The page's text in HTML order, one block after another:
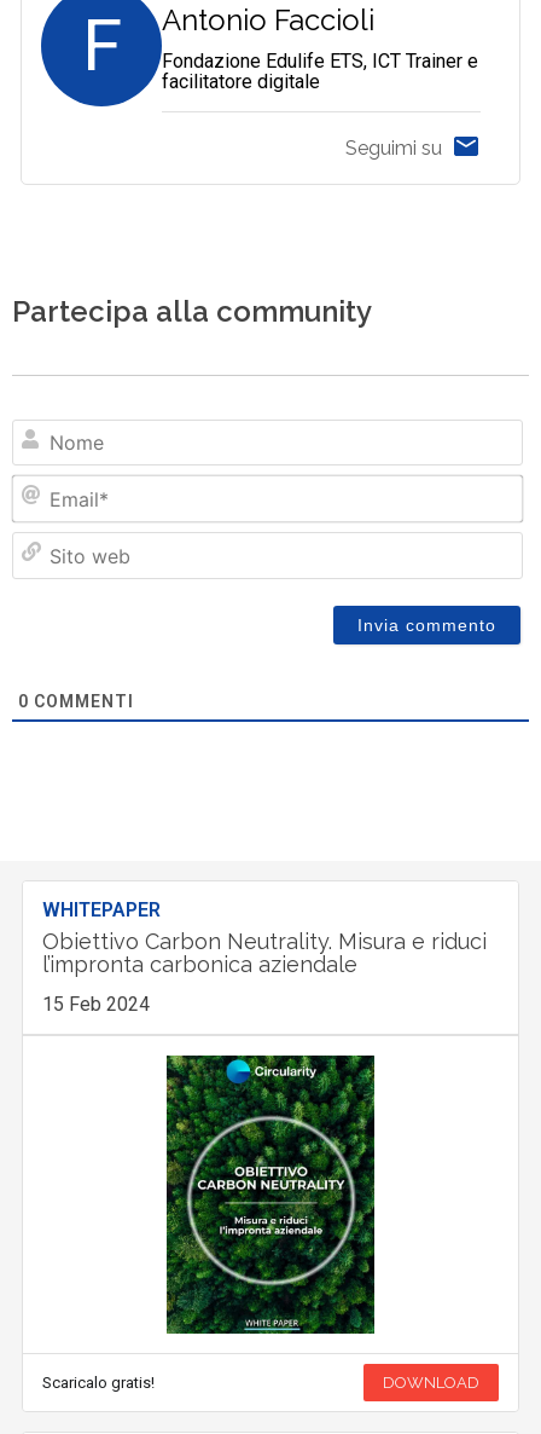
F Antonio Faccioli
Fondazione Edulife ETS, ICT Trainer e
facilitatore digitale
Seguimi su
Partecipa alla community
0 COMMENTI
WHITEPAPER
Obiettivo Carbon Neutrality. Misura e riduci
l’impronta carbonica aziendale
15 Feb 2024
Scaricalo gratis! DOWNLOAD